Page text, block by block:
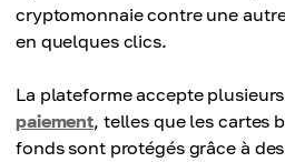
cryptomonnaie contre une
en quelques clics.
La plateforme accepte
paiement, telles que les cartes
fonds sont protégés grâce à